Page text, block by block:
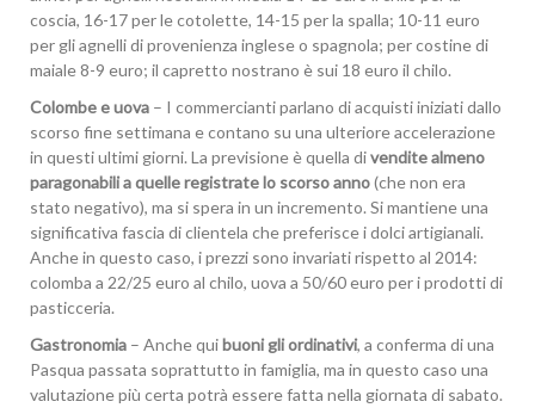
coscia, 16-17 per le cotolette, 14-15 per la spalla; 10-11 euro
per gli agnelli di provenienza inglese o spagnola; per costine di
maiale 8-9 euro; il capretto nostrano è sui 18 euro il chilo.
Colombe e uova – I commercianti parlano di acquisti iniziati dallo
scorso fine settimana e contano su una ulteriore accelerazione
in questi ultimi giorni. La previsione è quella divendite almeno
paragonabili a quelle registrate lo scorso anno(che non era
stato negativo), ma si spera in un incremento. Si mantiene una
significativa fascia di clientela che preferisce i dolci artigianali.
Anche in questo caso, i prezzi sono invariati rispetto al 2014:
colomba a 22/25 euro al chilo, uova a 50/60 euro per i prodotti di
pasticceria.
Gastronomia – Anche quibuoni gli ordinativi, a conferma di una
Pasqua passata soprattutto in famiglia, ma in questo caso una
valutazione più certa potrà essere fatta nella giornata di sabato.